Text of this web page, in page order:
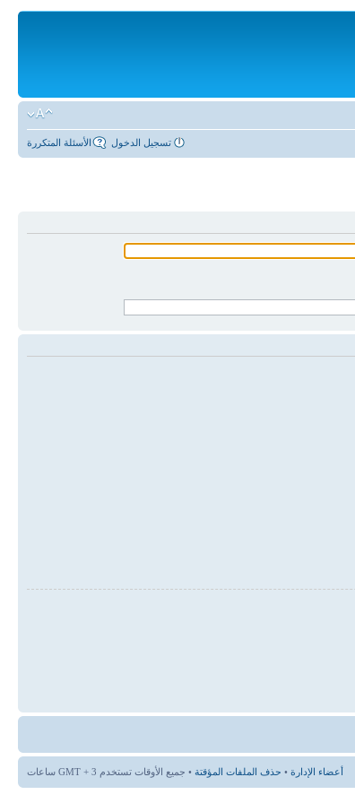
الأسئلة المتكررة تسجيل الدخول
أعضاء الإدارة • حذف الملفات المؤقتة • جميع الأوقات تستخدم GMT + 3 ساعات